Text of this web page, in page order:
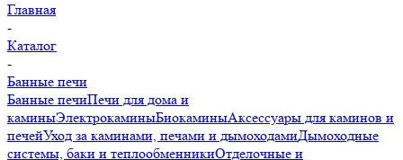
Главная
-
Каталог
-
Банные печи
Банные печиПечи для дома и
каминыЭлектрокаминыБиокаминыАксессуары для каминов и
печейУход за каминами, печами и дымоходамиДымоходные
системы, баки и теплообменникиОтделочные и